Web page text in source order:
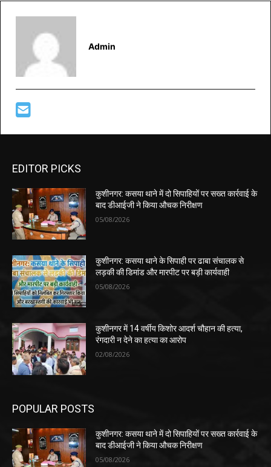
Admin
EDITOR PICKS
कुशीनगर: कसया थाने में दो सिपाहियों पर सख्त कार्रवाई के
बाद डीआईजी ने किया औचक निरीक्षण
05/08/2026
कुशीनगर: कसया थाने के सिपाही पर ढाबा संचालक से
लड़की की डिमांड और मारपीट पर बड़ी कार्यवाही
05/08/2026
कुशीनगर में 14 वर्षीय किशोर आदर्श चौहान की हत्या,
रंगदारी न देने का हत्या का आरोप
02/08/2026
POPULAR POSTS
कुशीनगर: कसया थाने में दो सिपाहियों पर सख्त कार्रवाई के
बाद डीआईजी ने किया औचक निरीक्षण
05/08/2026